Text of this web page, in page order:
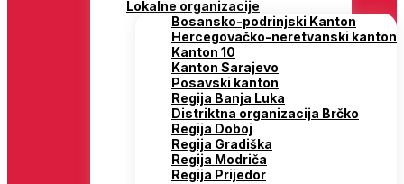
Lokalne organizacije
Bosansko-podrinjski Kanton
Hercegovačko-neretvanski kanton
Kanton 10
Kanton Sarajevo
Posavski kanton
Regija Banja Luka
Distriktna organizacija Brčko
Regija Doboj
Regija Gradiška
Regija Modriča
Regija Prijedor